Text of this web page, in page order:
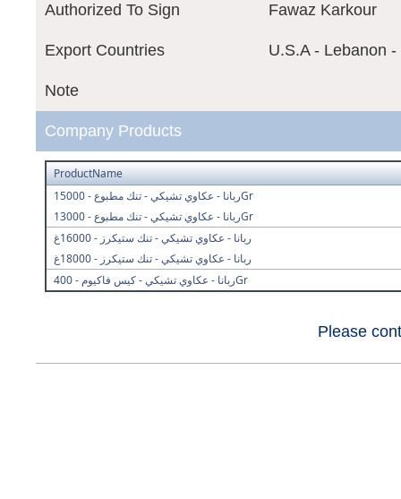
Authorized To Sign Fawaz Karkour
Export Countries U.S.A - Lebanon
Note
Company Products
ProductName
ربانا - عكاوي تشيكي - تنك مطبوع - 15000Gr
ربانا - عكاوي تشيكي - تنك مطبوع - 13000Gr
ربانا - عكاوي تشيكي - تنك ستيكرز - 16000غ
ربانا - عكاوي تشيكي - تنك ستيكرز - 18000غ
ربانا - عكاوي تشيكي - كيس فاكيوم - 400Gr
Please